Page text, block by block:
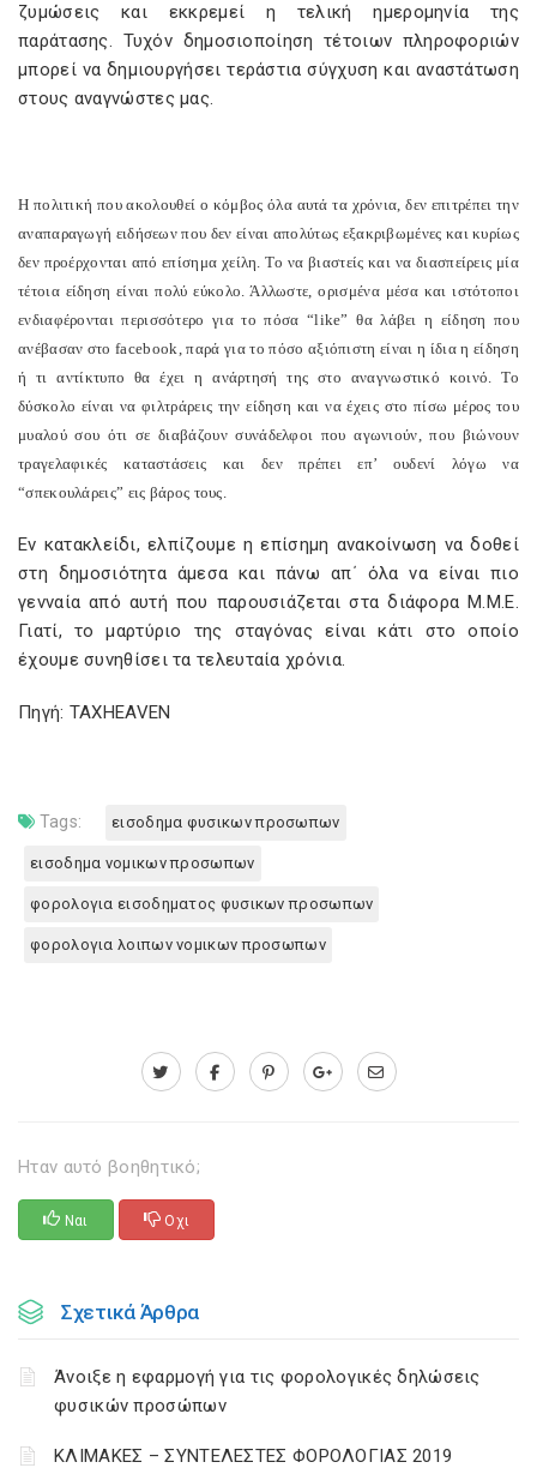
ζυμώσεις και εκκρεμεί η τελική ημερομηνία της
παράτασης. Τυχόν δημοσιοποίηση τέτοιων πληροφοριών
μπορεί να δημιουργήσει τεράστια σύγχυση και αναστάτωση
στους αναγνώστες μας.
Η πολιτική που ακολουθεί ο κόμβος όλα αυτά τα χρόνια, δεν επιτρέπει την
αναπαραγωγή ειδήσεων που δεν είναι απολύτως εξακριβωμένες και κυρίως
δεν προέρχονται από επίσημα χείλη. Το να βιαστείς και να διασπείρεις μία
τέτοια είδηση είναι πολύ εύκολο. Άλλωστε, ορισμένα μέσα και ιστότοποι
ενδιαφέρονται περισσότερο για το πόσα “like” θα λάβει η είδηση που
ανέβασαν στο facebook, παρά για το πόσο αξιόπιστη είναι η ίδια η είδηση
ή τι αντίκτυπο θα έχει η ανάρτησή της στο αναγνωστικό κοινό. Το
δύσκολο είναι να φιλτράρεις την είδηση και να έχεις στο πίσω μέρος του
μυαλού σου ότι σε διαβάζουν συνάδελφοι που αγωνιούν, που βιώνουν
τραγελαφικές καταστάσεις και δεν πρέπει επ’ ουδενί λόγω να
“σπεκουλάρεις” εις βάρος τους.
Εν κατακλείδι, ελπίζουμε η επίσημη ανακοίνωση να δοθεί
στη δημοσιότητα άμεσα και πάνω απ΄ όλα να είναι πιο
γενναία από αυτή που παρουσιάζεται στα διάφορα Μ.Μ.Ε.
Γιατί, το μαρτύριο της σταγόνας είναι κάτι στο οποίο
έχουμε συνηθίσει τα τελευταία χρόνια.
Πηγή: TAXHEAVEN
Tags: εισοδημα φυσικων προσωπων
εισοδημα νομικων προσωπων
φορολογια εισοδηματος φυσικων προσωπων
φορολογια λοιπων νομικων προσωπων
Ηταν αυτό βοηθητικό;
Ναι Οχι
Σχετικά Άρθρα
Άνοιξε η εφαρμογή για τις φορολογικές δηλώσεις
φυσικών προσώπων
ΚΛΙΜΑΚΕΣ – ΣΥΝΤΕΛΕΣΤΕΣ ΦΟΡΟΛΟΓΙΑΣ 2019